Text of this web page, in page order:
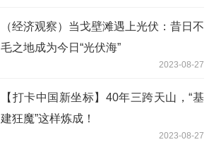
（经济观察）当戈壁滩遇上光伏：昔日不
毛之地成为今日“光伏海”
2023-08-27
【打卡中国新坐标】40年三跨天山，“基
建狂魔”这样炼成！
2023-08-27